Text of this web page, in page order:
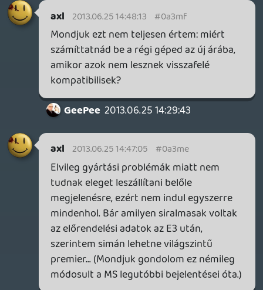
GeePee 2013.06.25 08:48:19
GeePee 2013.06.25 14:29:43 #0a3md
ezzel nem teljesen értek egyet....a régi
gépek beszámításával már nem olyan
vészes egy amúgy is "csak" 122 e ft-os Ps4,
pláne ha megnézzük milyen erős a
hardver....nyilván később lesz olcsóbb is, de
ha most csak azokat vesszük akik már
kb. a konzolos réteg felét lefedhettük, míg
van olyan szülő aki az iskolás gyerekének
... és az általad írt első félév múlva még
mindig nem lesz - a mostani infók szerint -
box1, tehát akkor még mindig csak a ps4
lesz itthon hivatalosan.....
amúgy ha együtt indulna a 2 gép és a
egyforma lenne), akkor én tuti boxot
vennék...